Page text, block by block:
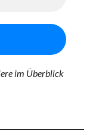
im Überblick